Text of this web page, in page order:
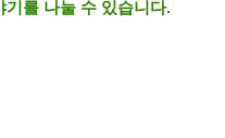
기를 나눌 수 있습니다.